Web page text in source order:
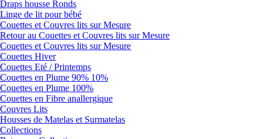
Draps housse Ronds
Linge de lit pour bébé
Couettes et Couvres lits sur Mesure
Retour au Couettes et Couvres lits sur Mesure
Couettes et Couvres lits sur Mesure
Couettes Hiver
Couettes Eté / Printemps
Couettes en Plume 90% 10%
Couettes en Plume 100%
Couettes en Fibre anallergique
Couvres Lits
Housses de Matelas et Surmatelas
Collections